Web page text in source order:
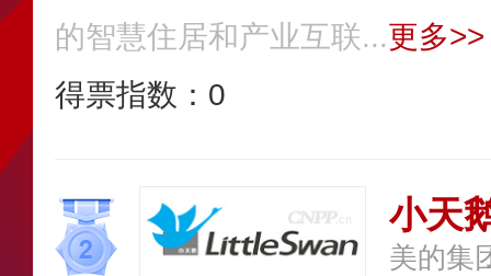
的智慧住居和产业互联...更多>>
得票指数： 0
小天
美的集